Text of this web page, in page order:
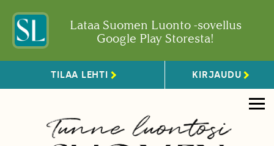
Lataa Suomen Luonto -sovellus
Google Play Storesta!
TILAA LEHTI KIRJAUDU